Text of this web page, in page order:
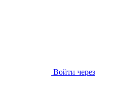
Войти через